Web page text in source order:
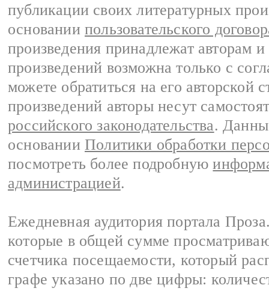
публикации своих литературных
основании пользовательского
произведения принадлежат авторам
произведений возможна только с
можете обратиться на его авторской
произведений авторы несут
российского законодательства.
основании Политики обработки
посмотреть более подробную
администрацией.
Ежедневная аудитория портала
которые в общей сумме
счетчика посещаемости, который
графе указано по две цифры: